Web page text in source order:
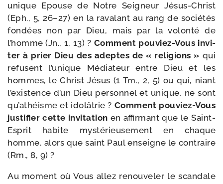
unique Epouse de Notre Seigneur Jésus-​Christ
(Eph., 5, 26–27) en la rava­lant au rang de socié­tés
fon­dées non par Dieu, mais par la volon­té de
l’homme (Jn., 1, 13) ? Comment pouviez-​Vous invi­
ter à prier Dieu des adeptes de « reli­gions » qui
refusent l’unique Médiateur entre Dieu et les
hommes, le Christ Jésus (1 Tm., 2, 5) ou qui, niant
l’exis­tence d’un Dieu per­son­nel et unique, ne sont
qu’a­théisme et ido­lâ­trie ? Comment pouviez-​Vous
jus­ti­fier cette invi­ta­tion en affir­mant que le Saint-​
Esprit habite mys­té­rieu­se­ment en chaque
homme, alors que saint Paul enseigne le contraire
(Rm., 8, 9) ?
Au moment où Vous allez renou­ve­ler le scan­dale